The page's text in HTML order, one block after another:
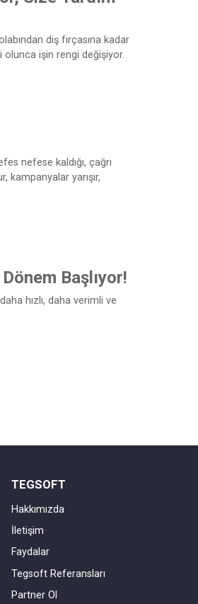
diş fırçasına kadar
olunca işin rengi değişiyor.
nefese kaldığı, çağrı
yarışır,
Başlıyor!
hızlı, daha verimli ve
TEGSOFT
Hakkımızda
İletişim
Faydalar
Tegsoft Referansları
Partner Ol